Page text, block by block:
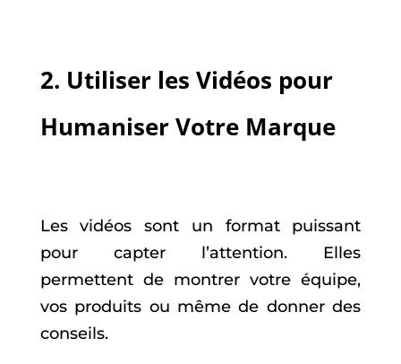
2. Utiliser les Vidéos pour
Humaniser Votre Marque
Les vidéos sont un format puissant
pour capter l’attention. Elles
permettent de montrer votre équipe,
vos produits ou même de donner des
conseils.